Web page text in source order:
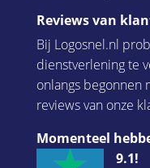
Reviews van
Bij Logosnel.nl
dienstverlening te
onlangs begonnen
reviews van onze
Momenteel
9.1!